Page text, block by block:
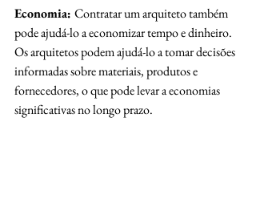
Economia: Contratar um arquiteto também
pode ajudá-lo a economizar tempo e dinheiro.
Os arquitetos podem ajudá-lo a tomar decisões
informadas sobre materiais, produtos e
fornecedores, o que pode levar a economias
significativas no longo prazo.